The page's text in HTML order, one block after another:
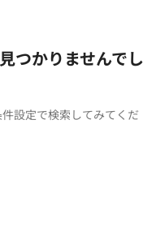
つかりませんでし
設定で検索してみてくだ